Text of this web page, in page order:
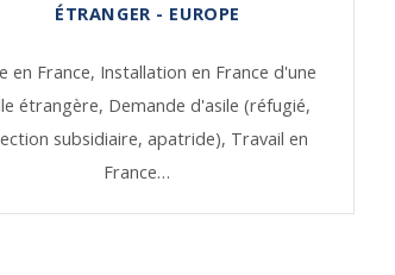
ÉTRANGER - EUROPE
en France, Installation en France d'une
étrangère, Demande d'asile (réfugié,
subsidiaire, apatride), Travail en
France…